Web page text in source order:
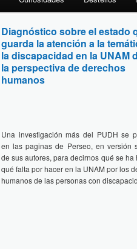
Diagnóstico sobre el estado
guarda la atención a la
la discapacidad en la UNAM
la perspectiva de derechos
humanos
Una investigación más del PUDH se
en las paginas de Perseo, en versión
de sus autores, para decirnos qué se ha
qué falta por hacer en la UNAM por los
humanos de las personas con